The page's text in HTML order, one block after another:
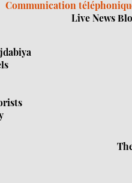
Communication
Live News